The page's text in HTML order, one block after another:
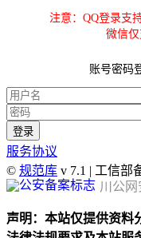
注意：QQ登录支
微信
账号密码
服务协议
© 规范库 v 7.1 | 工信部
川公网
声明：本站仅提供资料